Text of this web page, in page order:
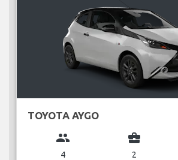
TOYOTA AYGO
group
4
business_center
2